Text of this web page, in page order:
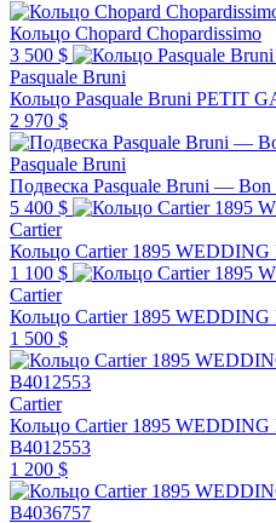
Кольцо Chopard Chopardissimo
3 500 $
Pasquale Bruni
Кольцо Pasquale Bruni PETIT
2 970 $
Pasquale Bruni
Подвеска Pasquale Bruni —
5 400 $
Cartier
Кольцо Cartier 1895
1 100 $
Cartier
Кольцо Cartier 1895
1 500 $
Cartier
Кольцо Cartier 1895
B4012553
1 200 $